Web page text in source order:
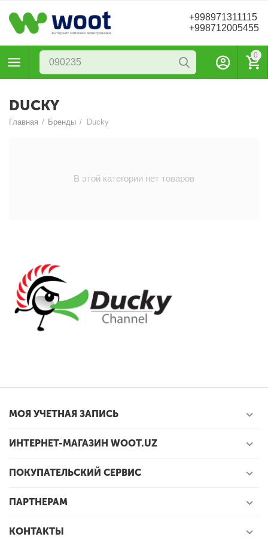
+998971311115
+998712005455
0
DUCKY
Главная / Бренды / Ducky
В этой категории нет товаров
МОЯ УЧЕТНАЯ ЗАПИСЬ
ИНТЕРНЕТ-МАГАЗИН WOOT.UZ
ПОКУПАТЕЛЬСКИЙ СЕРВИС
ПАРТНЕРАМ
КОНТАКТЫ